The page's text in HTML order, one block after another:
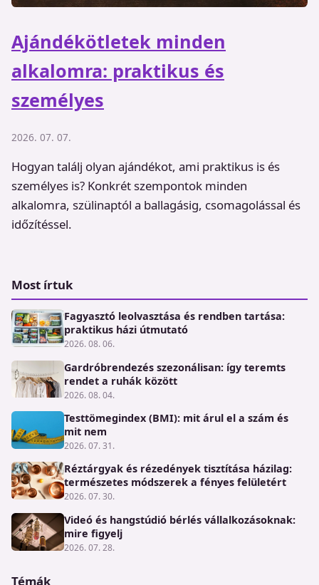
Ajándékötletek minden
alkalomra: praktikus és
személyes
2026. 07. 07.
Hogyan találj olyan ajándékot, ami praktikus is és
személyes is? Konkrét szempontok minden
alkalomra, szülinaptól a ballagásig, csomagolással és
időzítéssel.
Most írtuk
Fagyasztó leolvasztása és rendben tartása:
praktikus házi útmutató
2026. 08. 06.
Gardróbrendezés szezonálisan: így teremts
rendet a ruhák között
2026. 08. 04.
Testtömegindex (BMI): mit árul el a szám és
mit nem
2026. 07. 31.
Réztárgyak és rézedények tisztítása házilag:
természetes módszerek a fényes felületért
2026. 07. 30.
Videó és hangstúdió bérlés vállalkozásoknak:
mire figyelj
2026. 07. 28.
Témák